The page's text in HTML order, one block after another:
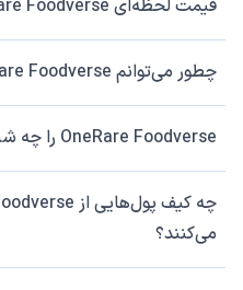
قیمت لحظه‌ای OneRare Foodverse را از کجا چک کنم؟
چطور می‌توانم OneRare Foodverse بخرم یا بفروشم؟
OneRare Foodverse را چه شبکه‌هایی پشتیبانی می‌کند؟
می‌کنند؟